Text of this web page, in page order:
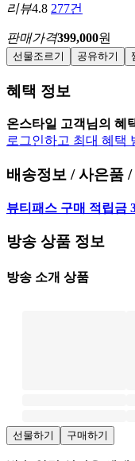
리뷰4.8 277건
판매가격399,000원
선물조르기 공유하기
혜택 정보
온스타일 고객님의 혜
로그인하고 최대 혜택
배송정보 / 사은품 /
뷰티패스 구매 적립금
방송 상품 정보
방송 소개 상품
선물하기 구매하기